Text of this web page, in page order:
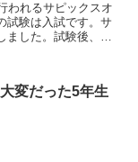
われるサピックスオ
試験は入試です。サ
ました。試験後、渋
変だった5年生